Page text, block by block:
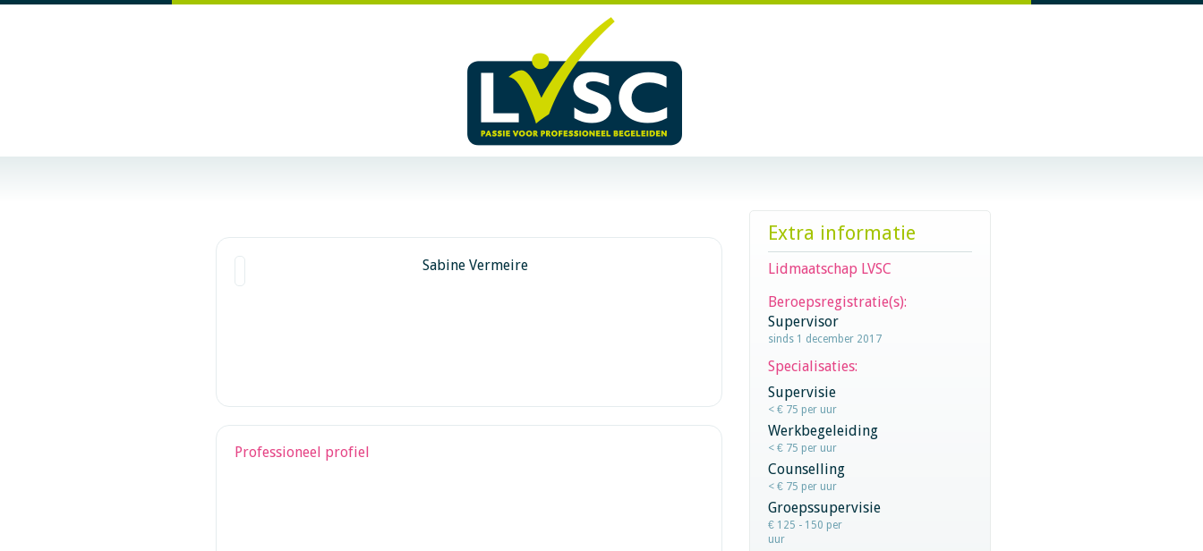
Sabine Vermeire
Professioneel profiel
Extra informatie
Lidmaatschap LVSC
Beroepsregistratie(s):
Supervisor
sinds 1 december 2017
Specialisaties:
Supervisie
< € 75 per uur
Werkbegeleiding
< € 75 per uur
Counselling
< € 75 per uur
Groepssupervisie
€ 125 - 150 per
uur